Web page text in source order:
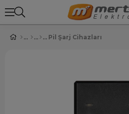
Pil Şarj Cihazları